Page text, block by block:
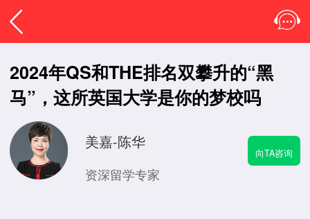
2024年QS和THE排名双攀升的“黑
马”，这所英国大学是你的梦校吗
美嘉-陈华
资深留学专家
向TA咨询